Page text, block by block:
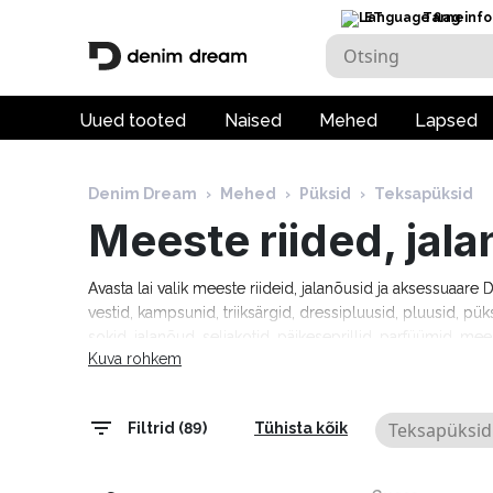
ET Tarneinfo
Uued tooted Naised Mehed Lapsed
Denim Dream › Mehed › Püksid › Teksapüksid
Meeste riided,
Avasta lai valik meeste riideid, jalanõusid ja
vestid, kampsunid, triiksärgid, dressipluusid, pluusid,
moebrändidelt nagu Guess, Tommy Hilfiger, Calvin
Kuva rohkem
Filtrid (89) Tühista kõik Teksapüksid